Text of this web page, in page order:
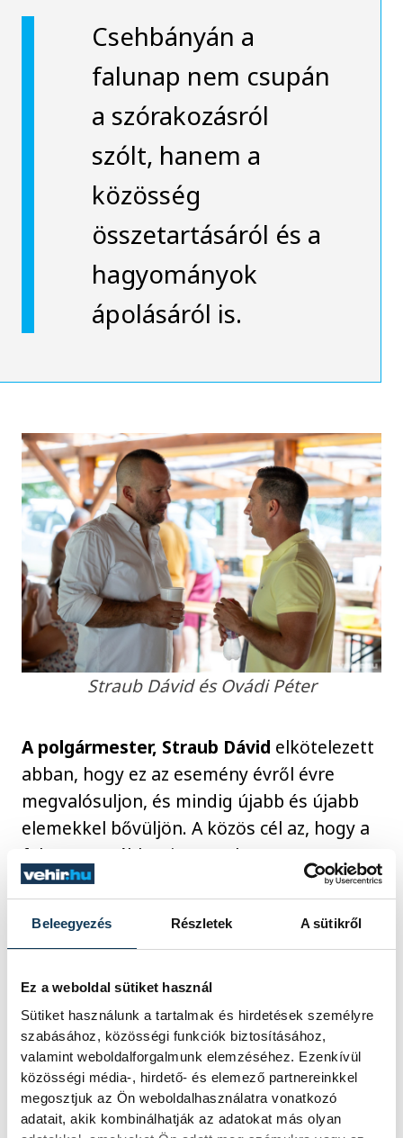
Beleegyezés Részletek A sütikről
Ez a weboldal sütiket használ
Sütiket használunk a tartalmak és hirdetések személyre
szabásához, közösségi funkciók biztosításához,
valamint weboldalforgalmunk elemzéséhez. Ezenkívül
közösségi média-, hirdető- és elemező partnereinkkel
megosztjuk az Ön weboldalhasználatra vonatkozó
adatait, akik kombinálhatják az adatokat más olyan
Csehbányán a
falunap nem csupán
a szórakozásról
szólt, hanem a
közösség
összetartásáról és a
hagyományok
ápolásáról is.
Straub Dávid és Ovádi Péter
A polgármester, Straub Dávid elkötelezett
abban, hogy ez az esemény évről évre
megvalósuljon, és mindig újabb és újabb
elemekkel bővüljön. A közös cél az, hogy a
falunap továbbra is összekösse a
generációkat, és lehetőséget biztosítson a
megőrzésére.
közélet falunap Csehbánya
FOTÓS